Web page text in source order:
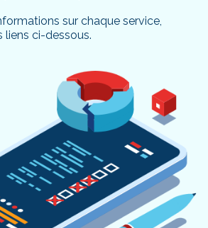
sur chaque service,
liens ci-dessous.